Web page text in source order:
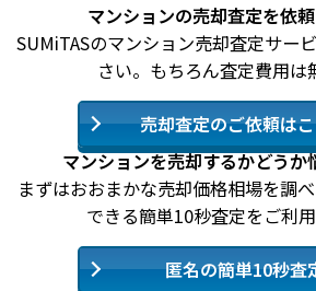
マンションの売却査定を依
SUMiTASのマンション売却査定サー
さい。もちろん査定費用は
売却査定のご依頼は
マンションを売却するかどうか
まずはおおまかな売却価格相場を調
できる簡単10秒査定をご利用
匿名の簡単10秒査